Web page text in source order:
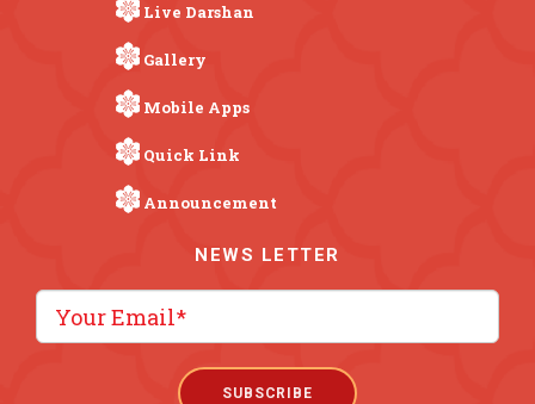
Live Darshan
Gallery
Mobile Apps
Quick Link
Announcement
NEWS LETTER